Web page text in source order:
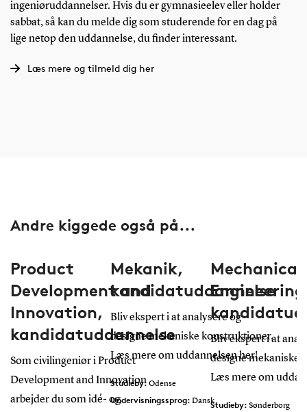
ingeniøruddannelser. Hvis du er gymnasieelev eller holder
sabbat, så kan du melde dig som studerende for en dag på
lige netop den uddannelse, du finder interessant.
Læs mere og tilmeld dig her
Andre kiggede også på...
Product
Development and
Innovation,
kandidatuddannelse
Som civilingeniør i Product
Development and Innovation
arbejder du som idé- og
Mekanik,
kandidatuddannelse
Bliv ekspert i at analysere og
designe mekaniske konstruktioner.
Læs mere om uddannelsen her!
Studieby: Odense
Undervisningssprog: Dansk
Mechanical
Bliv ekspert i at
designe mekaniske
Læs mere om
Studieby: Sønderborg